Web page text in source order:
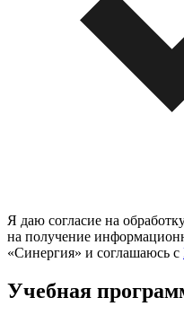
Я даю согласие на
на получение
«Синергия» и соглашаюсь c
Учебная